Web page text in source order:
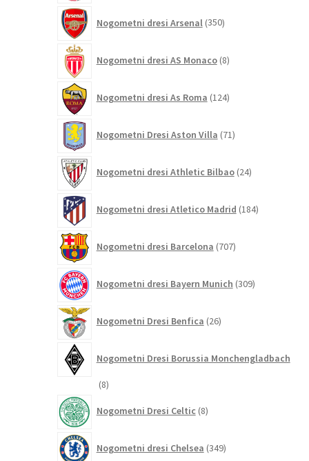
Nogometni dresi Arsenal 350izdelkov
Nogometni dresi AS Monaco 8izdelkov
Nogometni dresi As Roma 124izdelkov
Nogometni Dresi Aston Villa 71izdelkov
Nogometni dresi Athletic Bilbao 24izdelkov
Nogometni dresi Atletico Madrid 184izdelkov
Nogometni dresi Barcelona 707izdelkov
Nogometni dresi Bayern Munich 309izdelkov
Nogometni Dresi Benfica 26izdelkov
Nogometni Dresi Borussia Monchengladbach
88
Nogometni Dresi Celtic 8izdelkov
Nogometni dresi Chelsea 349izdelkov